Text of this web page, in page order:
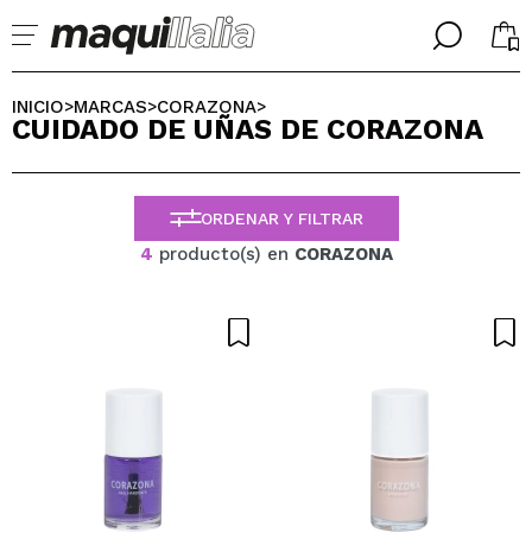
╳
Ya soy #maquilover, tengo cuenta
No tengo cuenta aquí
QUIERO REGISTRARME
╳
SELECCIONA TU IDIOMA
ESPAÑOL
ENGLISH
FRANCES
ALEMAN
INICIO>MARCAS>CORAZONA>
CUIDADO DE UÑAS DE CORAZONA
ORDENAR Y FILTRAR
4 producto(s) en CORAZONA